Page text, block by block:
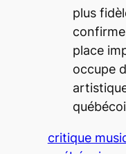
plus
place
occupe
critique